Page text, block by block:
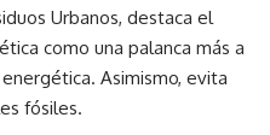
Urbanos, destaca el
como una palanca más a
Asimismo, evita
fósiles.